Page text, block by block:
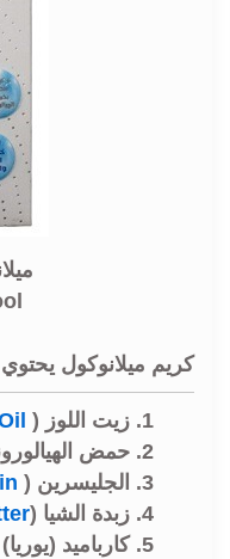
كريم ميلانوكول
زيت اللوز (
حمض
الجليسرين (
زبدة الشيا (
كارباميد